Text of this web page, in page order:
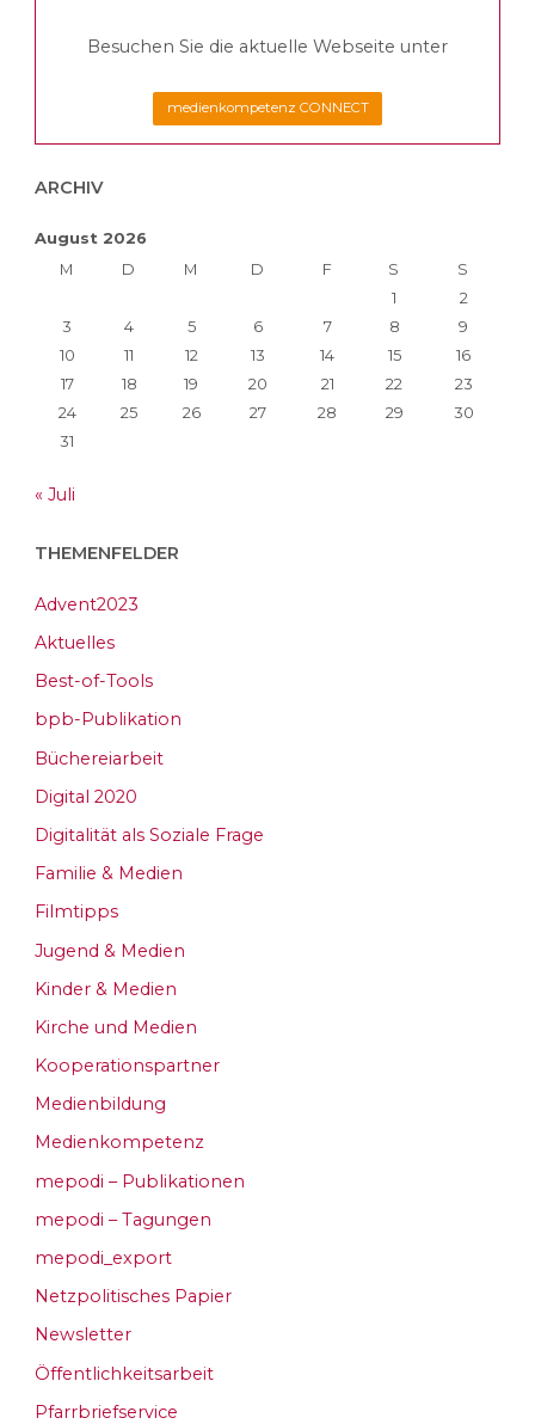
Besuchen Sie die aktuelle Webseite unter
medienkompetenz CONNECT
ARCHIV
August 2026
M
D M D F S
S
1
2
3
4 5 6 7 8
9
10
11 12 13 14 15
16
17
18 19 20 21 22
23
24
25 26 27 28 29
30
31
« Juli
THEMENFELDER
Advent2023
Aktuelles
Best-of-Tools
bpb-Publikation
Büchereiarbeit
Digital 2020
Digitalität als Soziale Frage
Familie & Medien
Filmtipps
Jugend & Medien
Kinder & Medien
Kirche und Medien
Kooperationspartner
Medienbildung
Medienkompetenz
mepodi – Publikationen
mepodi – Tagungen
mepodi_export
Netzpolitisches Papier
Newsletter
Öffentlichkeitsarbeit
Pfarrbriefservice